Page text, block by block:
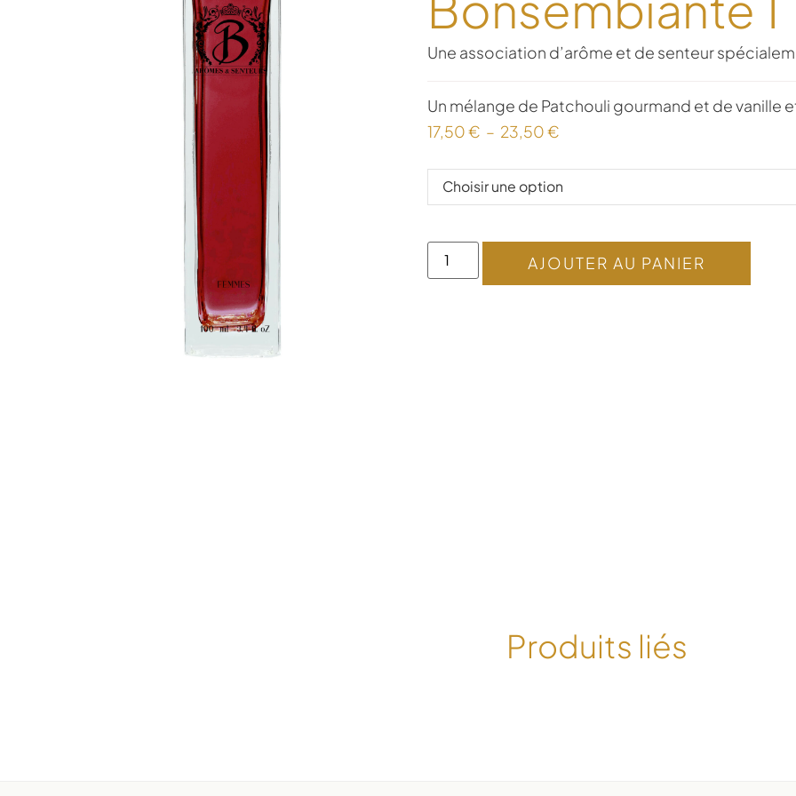
Une association d’arôme et de senteur
Un mélange de Patchouli gourmand et de
17,50€ – 23,50€
AJOUTER AU PANIER
Produits liés